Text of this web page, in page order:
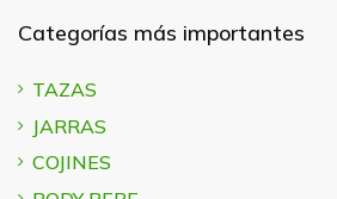
Categorías más importantes
TAZAS
JARRAS
COJINES